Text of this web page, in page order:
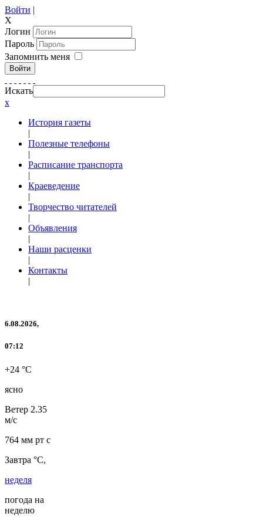
Войти |
X
Логин
Пароль
Запомнить меня
Войти
Искать
x
История газеты
|
Полезные телефоны
|
Расписание транспорта
|
Краеведение
|
Творчество читателей
|
Объявления
|
Наши расценки
|
Контакты
|
6.08.2026,
07:12
+24 °C
ясно
Ветер 2.35
м/с
764 мм рт с
Завтра °C,
неделя
погода на
неделю